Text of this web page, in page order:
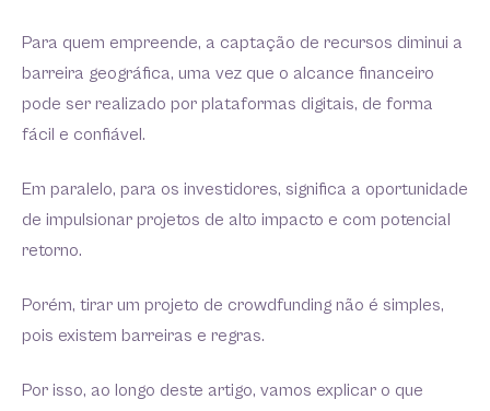
Para quem empreende, a captação de recursos diminui a
barreira geográfica, uma vez que o alcance financeiro
pode ser realizado por plataformas digitais, de forma
fácil e confiável.
Em paralelo, para os investidores, significa a oportunidade
de impulsionar projetos de alto impacto e com potencial
retorno.
Porém, tirar um projeto de crowdfunding não é simples,
pois existem barreiras e regras.
Por isso, ao longo deste artigo, vamos explicar o que